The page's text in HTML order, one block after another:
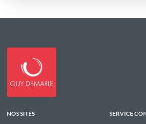
NOS SITES SERVICE